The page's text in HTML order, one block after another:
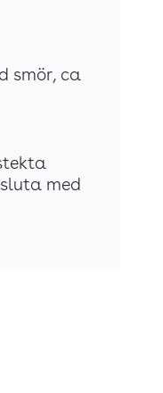
smör, ca
med